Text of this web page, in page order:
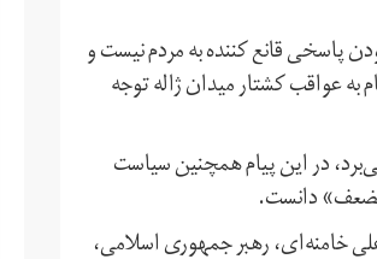
قانع کننده به مردم نیست و
عواقب کشتار میدان ژاله توجه
سال ۱۳۸۹ در حصر خانگی به سر می‌برد، در این پیام همچنین سیاست
دانست.
خامنه‌ای، رهبر جمهوری اسلامی،